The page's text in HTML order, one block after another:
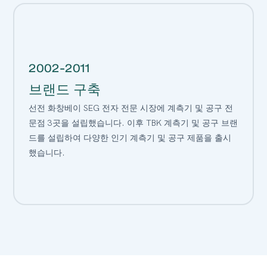
2002-2011
브랜드 구축
선전 화창베이 SEG 전자 전문 시장에 계측기 및 공구 전
문점 3곳을 설립했습니다. 이후 TBK 계측기 및 공구 브랜
드를 설립하여 다양한 인기 계측기 및 공구 제품을 출시
했습니다.